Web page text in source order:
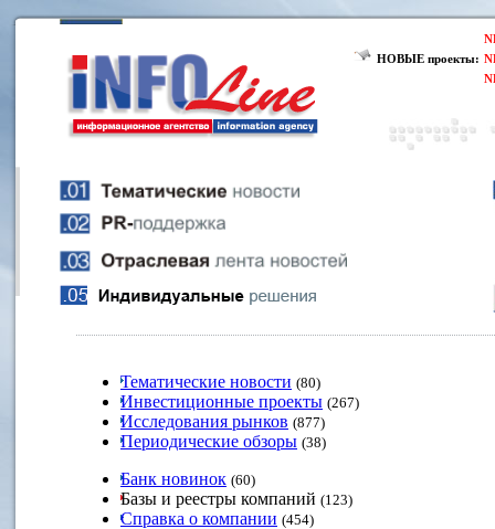
НОВЫЕ проекты:
Тематические новости (80)
Инвестиционные проекты (267)
Исследования рынков (877)
Периодические обзоры (38)
Банк новинок (60)
Базы и реестры компаний (123)
Справка о компании (454)